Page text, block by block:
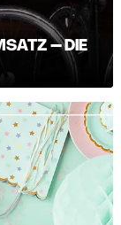
– DIE